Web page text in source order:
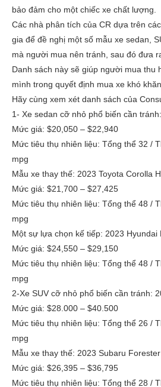
bảo đảm cho một chiếc xe chất lượng.
Các nhà phân tích của CR dựa trên
gia để đề nghị một số mẫu xe sedan,
mà người mua nên tránh, sau đó đưa
Danh sách này sẽ giúp người mua thu
mình trong quyết định mua xe khó
Hãy cùng xem xét danh sách của
1- Xe sedan cỡ nhỏ phổ biến cần
Mức giá: $20,050 – $22,940
Mức tiêu thụ nhiên liệu: Tổng thể 32 /
mpg
Mẫu xe thay thế: 2023 Toyota Corolla
Mức giá: $21,700 – $27,425
Mức tiêu thụ nhiên liệu: Tổng thể 48 /
mpg
Một sự lựa chọn kế tiếp: 2023 Hyundai
Mức giá: $24,550 – $29,150
Mức tiêu thụ nhiên liệu: Tổng thể 48 /
mpg
2-Xe SUV cỡ nhỏ phổ biến cần tránh:
Mức giá: $28.000 – $40.500
Mức tiêu thụ nhiên liệu: Tổng thể 26 /
mpg
Mẫu xe thay thế: 2023 Subaru Forester
Mức giá: $26,395 – $36,795
Mức tiêu thụ nhiên liệu: Tổng thể 28 /